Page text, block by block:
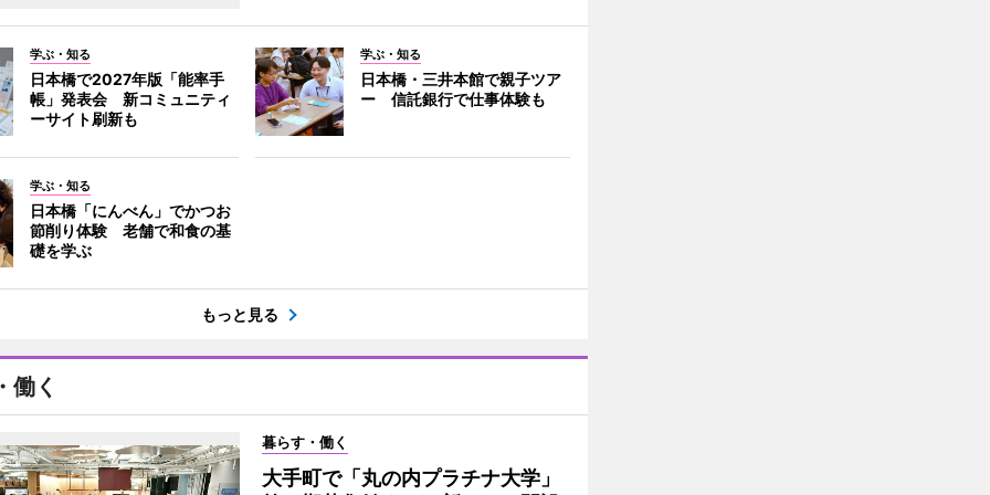
学ぶ・知る
日本橋で2027年版「能率手
帳」発表会 新コミュニティ
ーサイト刷新も
学ぶ・知る
日本橋・三井本館で親子ツア
ー 信託銀行で仕事体験も
学ぶ・知る
日本橋「にんべん」でかつお
節削り体験 老舗で和食の基
礎を学ぶ
もっと見る
働く
暮らす・働く
大手町で「丸の内プラチナ大学」